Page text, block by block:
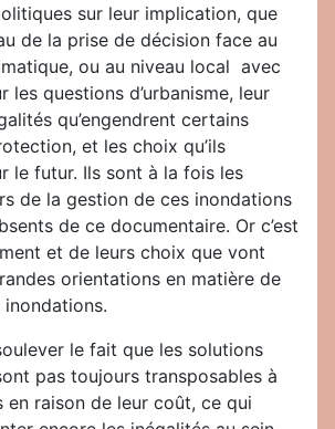
sur leur implication, que
de la prise de décision face au
ou au niveau local avec
les questions d’urbanisme, leur
qu’engendrent certains
et les choix qu’ils
le futur. Ils sont à la fois les
de la gestion de ces inondations
de ce documentaire. Or c’est
et de leurs choix que vont
orientations en matière de
le fait que les solutions
pas toujours transposables à
en raison de leur coût, ce qui